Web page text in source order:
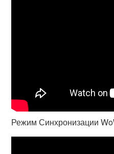
Режим Синхронизации